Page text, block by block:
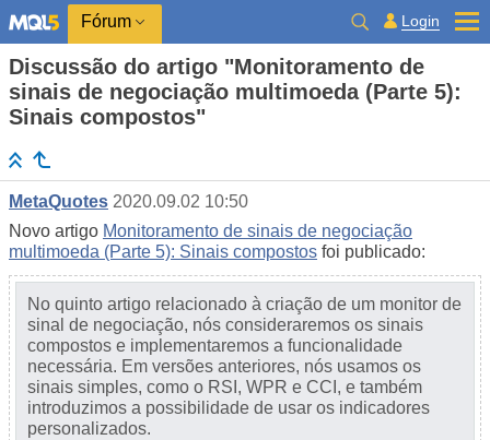
Fórum Login
Discussão do artigo "Monitoramento de
sinais de negociação multimoeda (Parte 5):
Sinais compostos"
MetaQuotes 2020.09.02 10:50
Novo artigo Monitoramento de sinais de negociação
multimoeda (Parte 5): Sinais compostos foi publicado:
No quinto artigo relacionado à criação de um monitor de
sinal de negociação, nós consideraremos os sinais
compostos e implementaremos a funcionalidade
necessária. Em versões anteriores, nós usamos os
sinais simples, como o RSI, WPR e CCI, e também
introduzimos a possibilidade de usar os indicadores
personalizados.